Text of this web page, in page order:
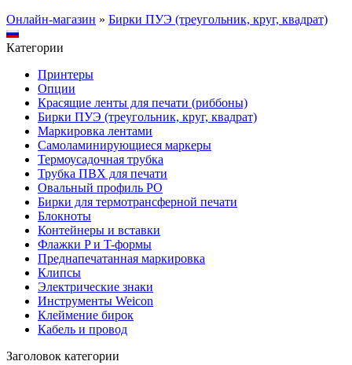
Онлайн-магазин » Бирки ПУЭ (треугольник, круг, квадрат)
Категории
Принтеры
Опции
Красящие ленты для печати (риббоны)
Бирки ПУЭ (треугольник, круг, квадрат)
Маркировка лентами
Самоламинирующиеся маркеры
Термоусадочная трубка
Трубка ПВХ для печати
Овальный профиль PO
Бирки для термотрансферной печати
Блокноты
Контейнеры и вставки
Флажки P и T-формы
Преднапечатанная маркировка
Клипсы
Электрические знаки
Инструменты Weicon
Клеймение бирок
Кабель и провод
Заголовок категории